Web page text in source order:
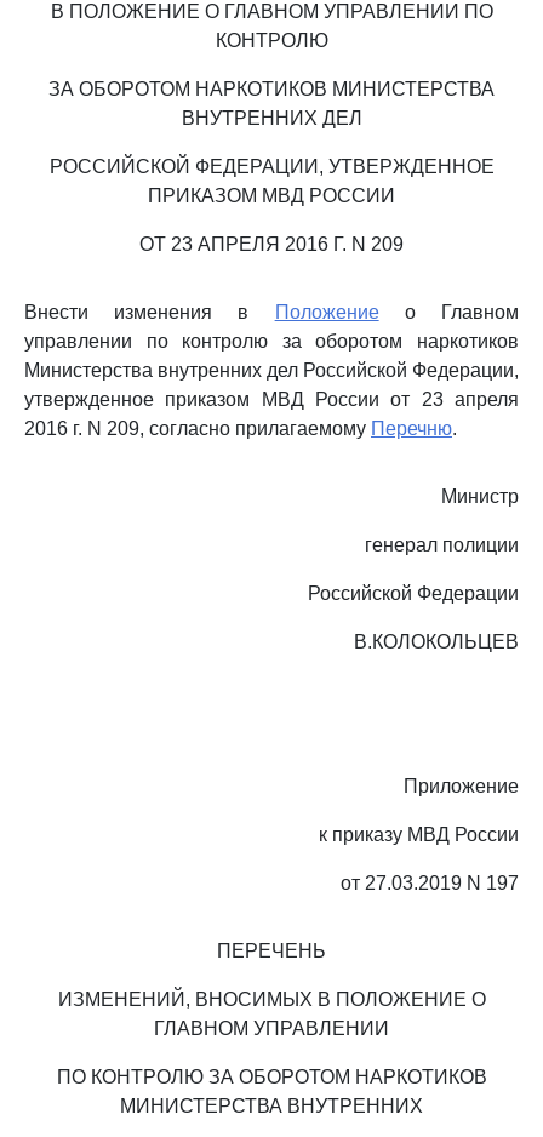
В ПОЛОЖЕНИЕ О ГЛАВНОМ УПРАВЛЕНИИ ПО
КОНТРОЛЮ
ЗА ОБОРОТОМ НАРКОТИКОВ МИНИСТЕРСТВА
ВНУТРЕННИХ ДЕЛ
РОССИЙСКОЙ ФЕДЕРАЦИИ, УТВЕРЖДЕННОЕ
ПРИКАЗОМ МВД РОССИИ
ОТ 23 АПРЕЛЯ 2016 Г. N 209
Внести изменения в Положениео Главном
управлении по контролю за оборотом наркотиков
Министерства внутренних дел Российской Федерации,
утвержденное приказом МВД России от 23 апреля
2016 г. N 209, согласно прилагаемому Перечню.
Министр
генерал полиции
Российской Федерации
В.КОЛОКОЛЬЦЕВ
Приложение
к приказу МВД России
от 27.03.2019 N 197
ПЕРЕЧЕНЬ
ИЗМЕНЕНИЙ, ВНОСИМЫХ В ПОЛОЖЕНИЕ О
ГЛАВНОМ УПРАВЛЕНИИ
ПО КОНТРОЛЮ ЗА ОБОРОТОМ НАРКОТИКОВ
МИНИСТЕРСТВА ВНУТРЕННИХ